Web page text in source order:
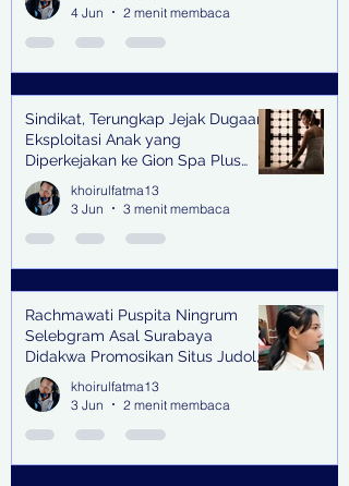
4 Jun
2 menit membaca
Sindikat, Terungkap Jejak Dugaan
Eksploitasi Anak yang
Diperkejakan ke Gion Spa Plus
and Pub Surabaya,
khoirulfatma13
3 Jun
3 menit membaca
Rachmawati Puspita Ningrum
Selebgram Asal Surabaya
Didakwa Promosikan Situs Judol,
Raup Rp2 Juta dari Tiga Kali
Endorse
khoirulfatma13
3 Jun
2 menit membaca